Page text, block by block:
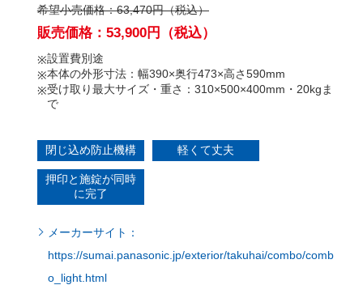
販売価格：53,900円（税込）
設置費別途
本体の外形寸法：幅390×奥行473×高さ590mm
受け取り最大サイズ・重さ：310×500×400mm・20kgま
で
押印と施錠が同時
に完了
メーカーサイト：
https://sumai.panasonic.jp/exterior/takuhai/combo/comb
o_light.html